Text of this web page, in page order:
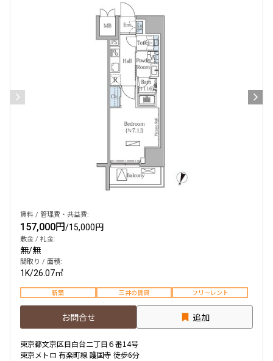
賃料 / 管理費・共益費:
157,000円/15,000円
敷金 / 礼金:
無/無
間取り / 面積:
1K/26.07㎡
新築 三井の賃貸 フリーレント
お問合せ 追加
東京都文京区目白台二丁目６番14号
東京メトロ 有楽町線 護国寺 徒歩6分